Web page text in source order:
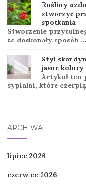
Rośliny
stworzyć
spotkania
Stworzenie
to doskonały sposób …
Styl
jasne kolory
Artykuł ten
sypialni, które
ARCHIWA
lipiec 2026
czerwiec 2026